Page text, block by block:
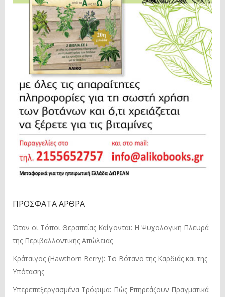
ΠΡΌΣΦΑΤΑ ΆΡΘΡΑ
Όταν οι Τόποι Θεραπείας Καίγονται: Η Ψυχολογική Πλευρά
της Περιβαλλοντικής Απώλειας
Κράταιγος (Hawthorn Berry): Το Βότανο της Καρδιάς και της
Υπότασης
Υπερεπεξεργασμένα Τρόφιμα: Πώς Επηρεάζουν Πραγματικά